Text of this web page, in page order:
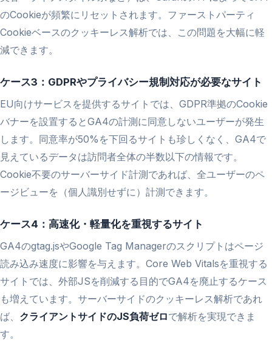
のCookieが頻繁にリセットされます。ファーストパーティ
Cookieベースのクッキーレス解析では、この問題を大幅に軽
減できます。
ケース3：GDPRやプライバシー規制対応が必要なサイト
EU向けサービスを提供するサイトでは、GDPR準拠のCookie
バナーを設置するとGA4の計測に同意しないユーザーが発生
します。同意率が50%を下回るサイトも珍しくなく、GA4で
見えているデータは訪問者全体の半数以下の情報です。
Cookie不要のサーバーサイド計測であれば、全ユーザーのペ
ージビューを（個人識別せずに）計測できます。
ケース4：高速化・軽量化を重視するサイト
GA4のgtag.jsやGoogle Tag Managerのスクリプトはページ
読み込み速度に影響を与えます。Core Web Vitalsを重視する
サイトでは、外部JSを削減する目的でGA4を廃止するケース
も増えています。サーバーサイドのクッキーレス解析であれ
ば、 クライアントサイドのJS負荷ゼロで解析を実現できま
す。